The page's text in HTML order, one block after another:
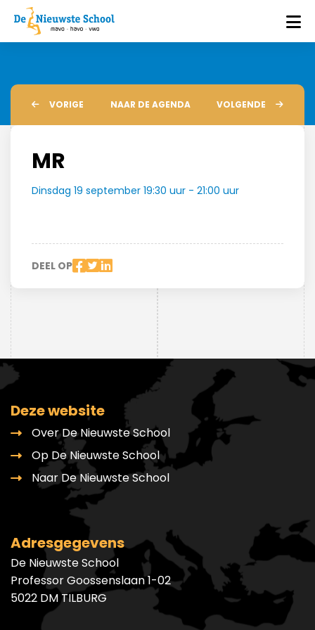
VORIGE NAAR DE AGENDA VOLGENDE
MR
Dinsdag 19 september 19:30 uur - 21:00 uur
DEEL OP
Deze website
Over De Nieuwste School
Op De Nieuwste School
Naar De Nieuwste School
Adresgegevens
De Nieuwste School
Professor Goossenslaan 1-02
5022 DM TILBURG